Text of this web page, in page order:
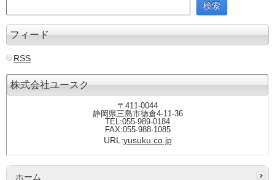
フィード
RSS
株式会社ユースク
〒411-0044
静岡県三島市徳倉4-11-36
TEL:055-989-0184
FAX:055-988-1085
URL:yusuku.co.jp
ホーム